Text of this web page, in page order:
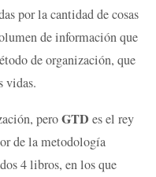
por la cantidad de cosas
de información que
de organización, que
vidas.
peroGTD es el rey
de la metodología
4 libros, en los que